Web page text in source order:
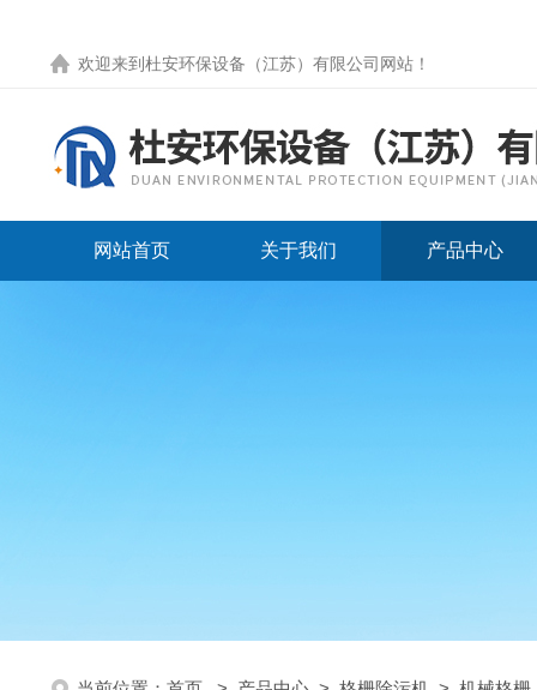
欢迎来到 杜安环保设备（江苏）有限公司网站 ！
网站首页 关于我们 产品中心